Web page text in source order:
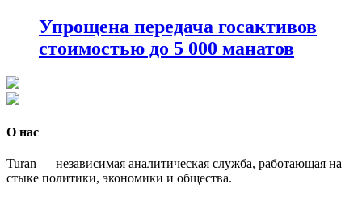
Упрощена передача госактивов
стоимостью до 5 000 манатов
О нас
Turan — независимая аналитическая служба, работающая на
стыке политики, экономики и общества.